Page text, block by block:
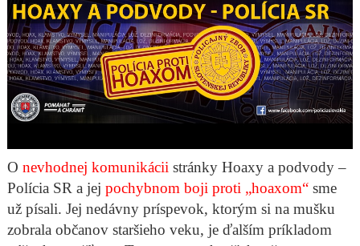
O nevhodnej komunikácii stránky Hoaxy a podvody –
Polícia SR a jej pochybnom boji proti „hoaxom“sme
už písali. Jej nedávny príspevok, ktorým si na mušku
zobrala občanov staršieho veku, je ďalším príkladom